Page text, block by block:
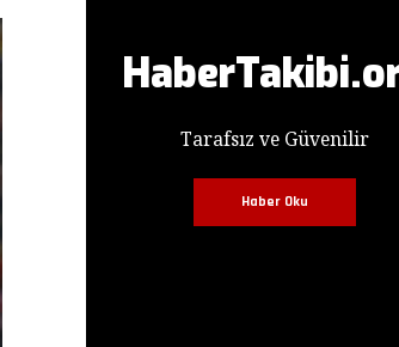
Tarafsız ve Güvenilir
Haber Oku